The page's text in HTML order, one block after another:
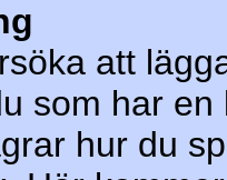
att
som har
hur du